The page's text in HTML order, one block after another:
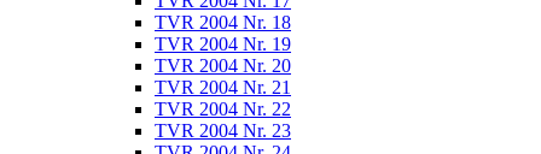
TVR 2004 Nr. 18
TVR 2004 Nr. 19
TVR 2004 Nr. 20
TVR 2004 Nr. 21
TVR 2004 Nr. 22
TVR 2004 Nr. 23